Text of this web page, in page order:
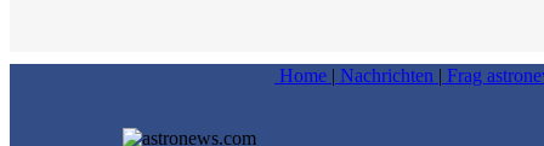
Home | Nachrichten | Frag